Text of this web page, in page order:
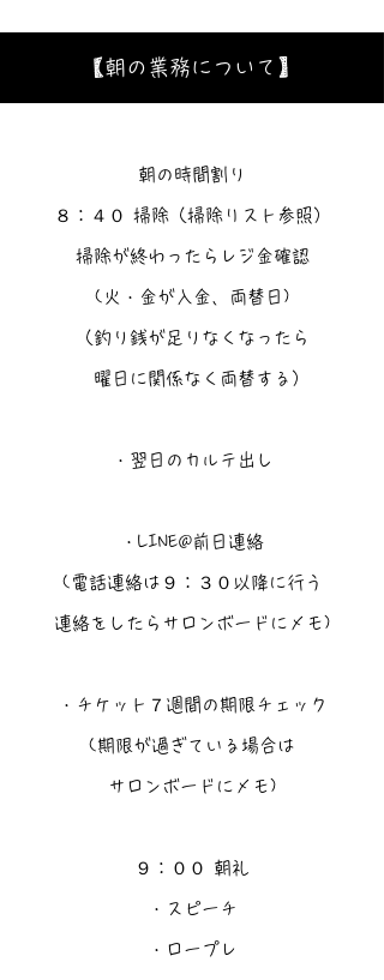
【朝の業務について】
朝の時間割り
８：４０ 掃除（掃除リスト参照）
掃除が終わったらレジ金確認
(火・金が入金、両替日)
（釣り銭が足りなくなったら
曜日に関係なく両替する）
・翌日のカルテ出し
・LINE@前日連絡
(電話連絡は９：３０以降に行う
連絡をしたらサロンボードにメモ)
・チケット７週間の期限チェック
(期限が過ぎている場合は
サロンボードにメモ)
９：００ 朝礼
・スピーチ
・ロープレ